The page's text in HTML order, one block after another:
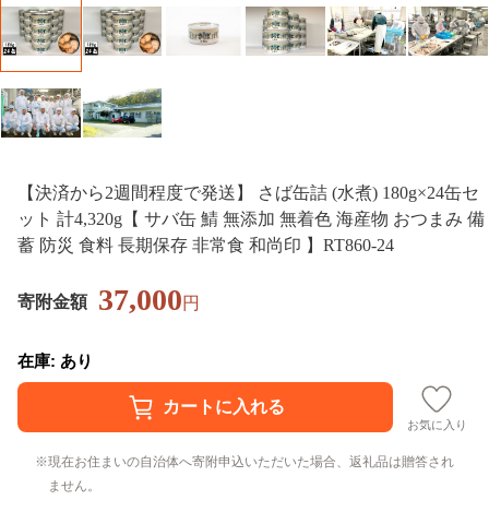
【決済から2週間程度で発送】 さば缶詰 (水煮) 180g×24缶セ
ット 計4,320g【 サバ缶 鯖 無添加 無着色 海産物 おつまみ 備
蓄 防災 食料 長期保存 非常食 和尚印 】RT860-24
寄附金額 37,000円
在庫: あり
お気に入り
現在お住まいの自治体へ寄附申込いただいた場合、返礼品は贈答され
ません。